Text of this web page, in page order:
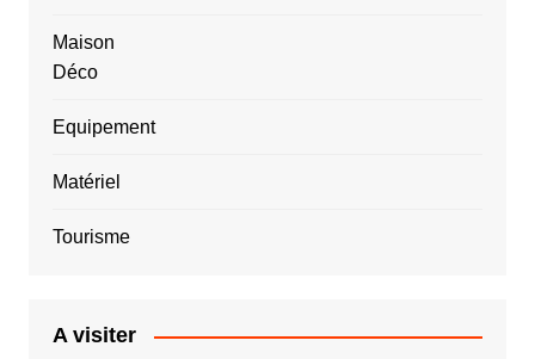
Maison
Déco
Equipement
Matériel
Tourisme
A visiter